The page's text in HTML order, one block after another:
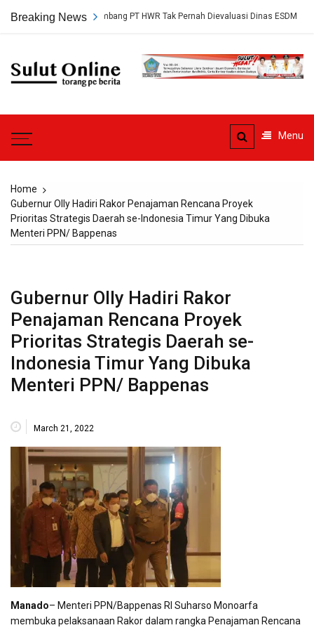
Breaking News
Tambang PT HWR Tak Pernah Dievaluasi Dinas ESDM
Sulut
Menu
Home
Gubernur Olly Hadiri Rakor Penajaman Rencana Proyek
Prioritas Strategis Daerah se-Indonesia Timur Yang Dibuka
Menteri PPN/ Bappenas
Gubernur Olly Hadiri Rakor
Penajaman Rencana Proyek
Prioritas Strategis Daerah se-
Indonesia Timur Yang Dibuka
Menteri PPN/ Bappenas
March 21, 2022
Manado– Menteri PPN/Bappenas RI Suharso Monoarfa
membuka pelaksanaan Rakor dalam rangka Penajaman Rencana